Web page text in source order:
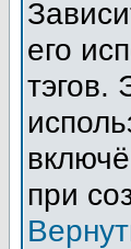
его
тэгов.
при